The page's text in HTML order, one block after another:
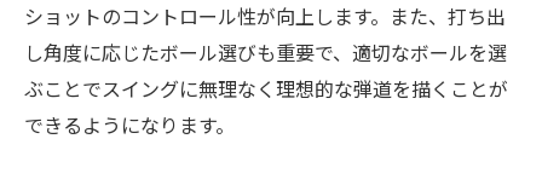
ショットのコントロール性が向上します。また、打ち出
し角度に応じたボール選びも重要で、適切なボールを選
ぶことでスイングに無理なく理想的な弾道を描くことが
できるようになります。